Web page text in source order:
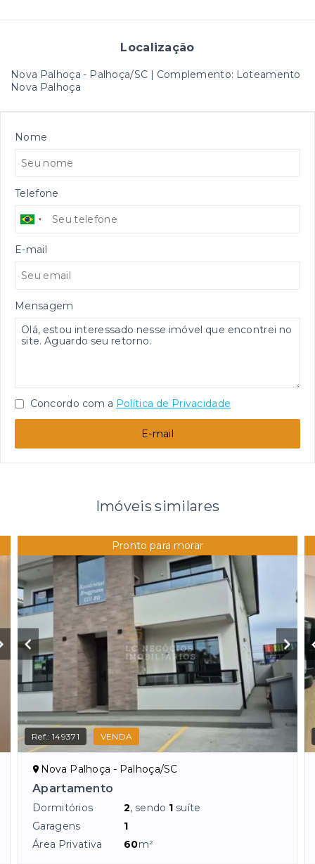
Localização
Nova Palhoça - Palhoça/SC | Complemento: Loteamento
Nova Palhoça
Nome
Telefone
E-mail
Mensagem
Concordo com a Política de Privacidade
E-mail
Imóveis similares
Pronto para morar
Ref.:149371 VENDA
Nova Palhoça - Palhoça/SC
Apartamento
Dormitórios 2, sendo 1 suíte
Garagens
1
Área Privativa
60m²